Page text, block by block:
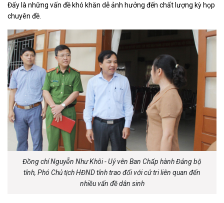
Đấy là những vấn đề khó khăn dễ ảnh hưởng đến chất lượng kỳ họp
chuyên đề.
Đồng chí Nguyễn Như Khôi - Uỷ vên Ban Chấp hành Đảng bộ
tỉnh, Phó Chủ tịch HĐND tỉnh trao đổi với cử tri liên quan đến
nhiều vấn đề dân sinh